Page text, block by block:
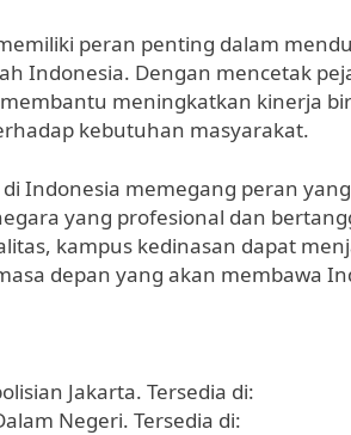
peran penting dalam
Indonesia. Dengan mencetak
meningkatkan kinerja
kebutuhan masyarakat.
Indonesia memegang peran
yang profesional dan
kampus kedinasan dapat
depan yang akan membawa
Jakarta. Tersedia di:
Negeri. Tersedia di: